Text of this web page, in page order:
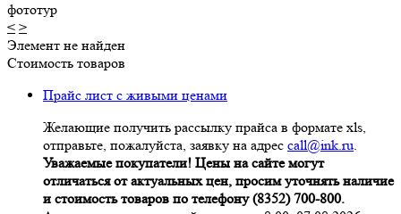
фототур
< >
Элемент не найден
Стоимость товаров
Прайс лист с живыми ценами
Желающие получить рассылку прайса в формате xls,
отправьте, пожалуйста, заявку на адрес call@ink.ru.
Уважаемые покупатели! Цены на сайте могут
отличаться от актуальных цен, просим уточнять наличие
и стоимость товаров по телефону (8352) 700-800.